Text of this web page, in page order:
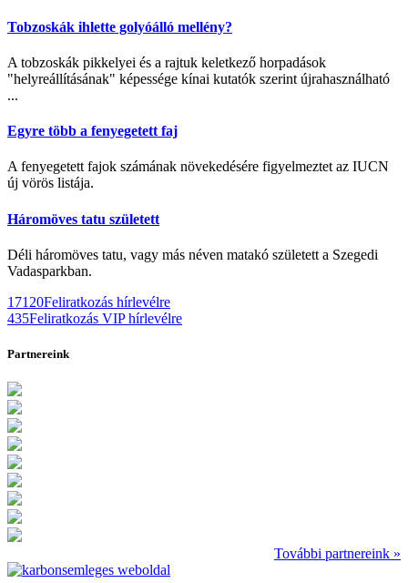
Tobzoskák ihlette golyóálló mellény?
A tobzoskák pikkelyei és a rajtuk keletkező horpadások
"helyreállításának" képessége kínai kutatók szerint újrahasználható
...
Egyre több a fenyegetett faj
A fenyegetett fajok számának növekedésére figyelmeztet az IUCN
új vörös listája.
Háromöves tatu született
Déli háromöves tatu, vagy más néven matakó született a Szegedi
Vadasparkban.
17120Feliratkozás hírlevélre
435Feliratkozás VIP hírlevélre
Partnereink
További partnereink »